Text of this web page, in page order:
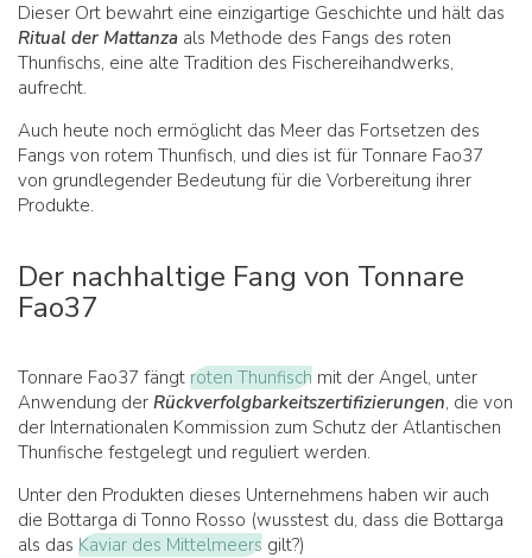
Dieser Ort bewahrt eine einzigartige Geschichte und hält das
Ritual der Mattanza als Methode des Fangs des roten
Thunfischs, eine alte Tradition des Fischereihandwerks,
aufrecht.
Auch heute noch ermöglicht das Meer das Fortsetzen des
Fangs von rotem Thunfisch, und dies ist für Tonnare Fao37
von grundlegender Bedeutung für die Vorbereitung ihrer
Produkte.
Der nachhaltige Fang von Tonnare
Fao37
Tonnare Fao37 fängt roten Thunfisch mit der Angel, unter
Anwendung der Rückverfolgbarkeitszertifizierungen, die von
der Internationalen Kommission zum Schutz der Atlantischen
Thunfische festgelegt und reguliert werden.
Unter den Produkten dieses Unternehmens haben wir auch
die Bottarga di Tonno Rosso (wusstest du, dass die Bottarga
als das Kaviar des Mittelmeers gilt?)